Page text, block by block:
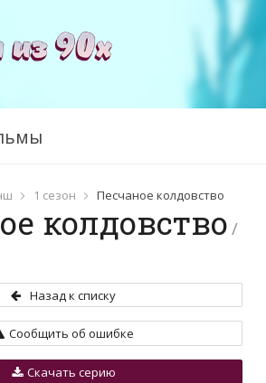
1 сезон Песчаное колдовство
колдовство /
Назад к списку
Сообщить об ошибке
Скачать серию